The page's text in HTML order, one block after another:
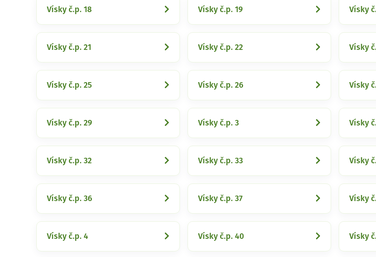
Vísky č.p. 18 Vísky č.p. 19 Vísky
Vísky č.p. 21 Vísky č.p. 22 Vísky
Vísky č.p. 25 Vísky č.p. 26 Vísky
Vísky č.p. 29 Vísky č.p. 3 Vísky
Vísky č.p. 32 Vísky č.p. 33 Vísky
Vísky č.p. 36 Vísky č.p. 37 Vísky
Vísky č.p. 4 Vísky č.p. 40 Vísky